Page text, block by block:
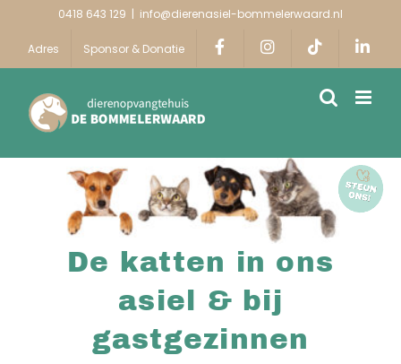
0418 643 129 | info@dierenasiel-bommelerwaard.nl
Adres Sponsor & Donatie
De katten in ons
asiel & bij
gastgezinnen